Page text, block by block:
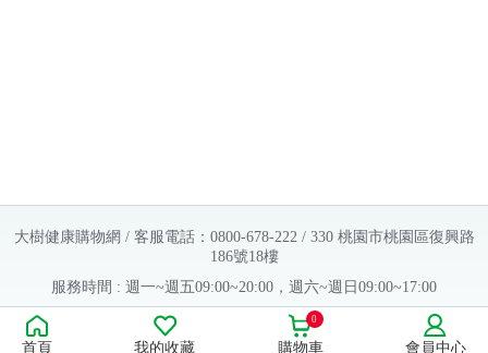
大樹健康購物網 / 客服電話：0800-678-222 / 330 桃園市桃園區復興路
186號18樓
服務時間 : 週一~週五09:00~20:00，週六~週日09:00~17:00
Copyright © 2016 大樹連鎖藥局. All Rights Reserved.
販售業者資料：
首頁 我的收藏 購物車
0
會員中心